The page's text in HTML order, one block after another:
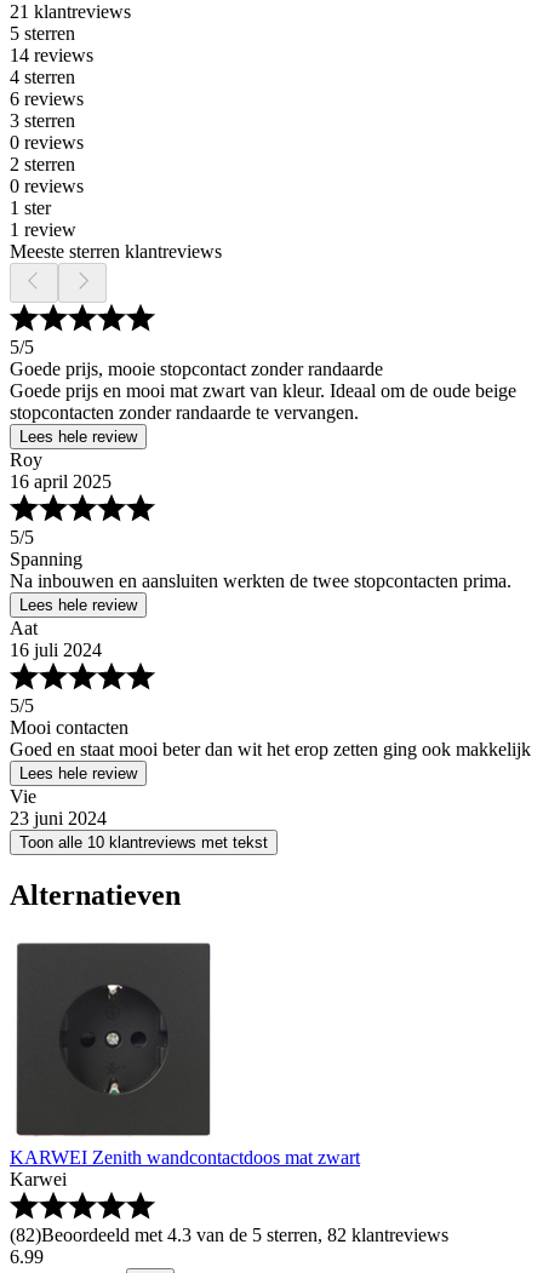
21 klantreviews
5 sterren
14 reviews
4 sterren
6 reviews
3 sterren
0 reviews
2 sterren
0 reviews
1 ster
1 review
Meeste sterren klantreviews
5/5
Goede prijs, mooie stopcontact zonder randaarde
Goede prijs en mooi mat zwart van kleur. Ideaal om de oude beige
stopcontacten zonder randaarde te vervangen.
Lees hele review
Roy
16 april 2025
5/5
Spanning
Na inbouwen en aansluiten werkten de twee stopcontacten prima.
Lees hele review
Aat
16 juli 2024
5/5
Mooi contacten
Goed en staat mooi beter dan wit het erop zetten ging ook makkelijk
Lees hele review
Vie
23 juni 2024
Toon alle 10 klantreviews met tekst
Alternatieven
KARWEI Zenith wandcontactdoos mat zwart
Karwei
(82)Beoordeeld met 4.3 van de 5 sterren, 82 klantreviews
6.99